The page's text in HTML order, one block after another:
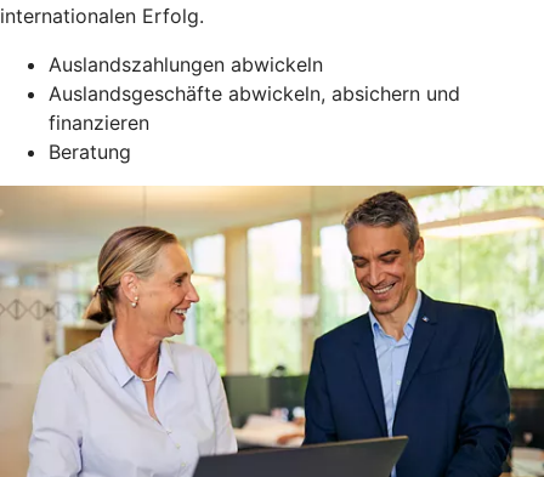
internationalen Erfolg.
Auslandszahlungen abwickeln
Auslandsgeschäfte abwickeln, absichern und
finanzieren
Beratung